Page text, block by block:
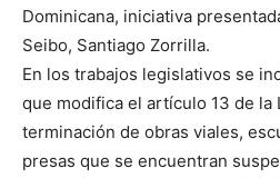
Dominicana, iniciativa
Seibo, Santiago Zorrilla.
En los trabajos legislativos se
que modifica el artículo 13 de la
terminación de obras viales,
presas que se encuentran